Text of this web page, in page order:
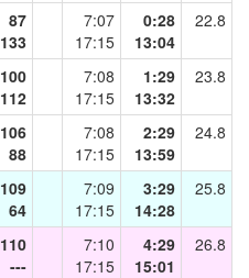
87
133
7:07
17:15
0:28
13:04
22.8
100
112
7:08
17:15
1:29
13:32
23.8
106
88
7:08
17:15
2:29
13:59
24.8
109
64
7:09
17:15
3:29
14:28
25.8
110
---
7:10
17:15
4:29
15:01
26.8